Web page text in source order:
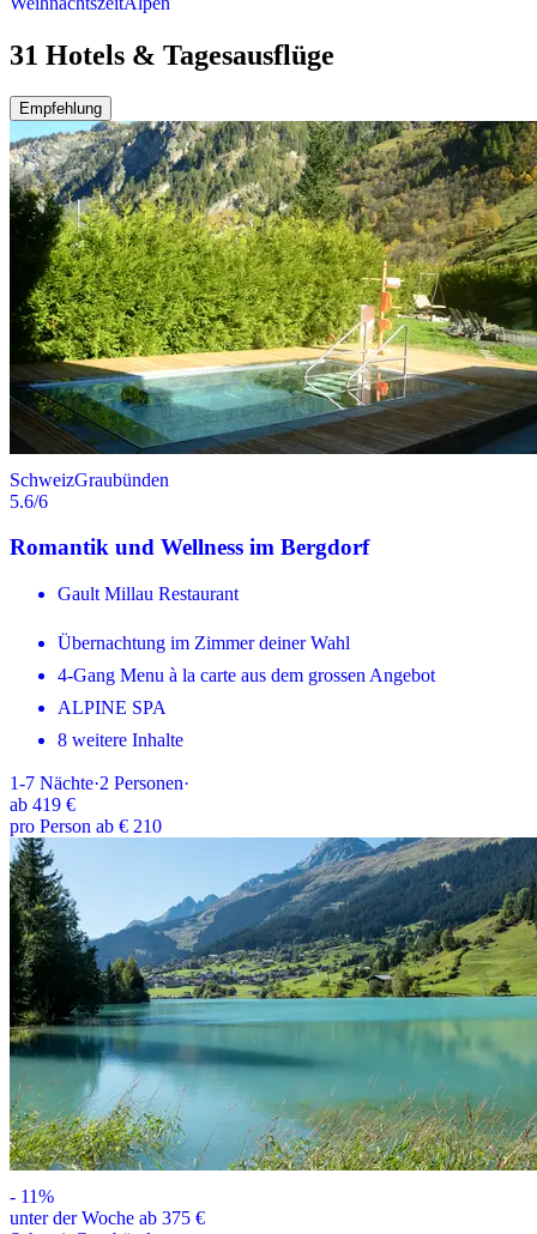
31 Hotels & Tagesausflüge
Empfehlung
SchweizGraubünden
5.6/6
Romantik und Wellness im Bergdorf
Gault Millau Restaurant
Übernachtung im Zimmer deiner Wahl
4-Gang Menu à la carte aus dem grossen Angebot
ALPINE SPA
8 weitere Inhalte
1-7 Nächte·2 Personen·
ab 419 €
pro Person ab € 210
- 11%
unter der Woche ab 375 €